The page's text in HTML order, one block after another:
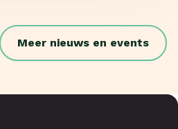
Meer nieuws en events